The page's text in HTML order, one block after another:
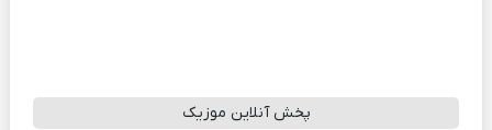
پخش آنلاین موزیک